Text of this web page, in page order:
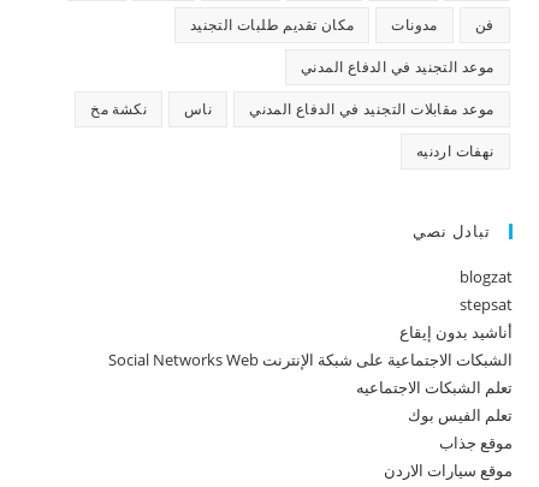
فن مدونات مكان تقديم طلبات التجنيد
موعد التجنيد في الدفاع المدني
موعد مقابلات التجنيد في الدفاع المدني ناس نكشة مخ
نهفات اردنيه
تبادل نصي
blogzat
stepsat
أناشيد بدون إيقاع
الشبكات الاجتماعية على شبكة الإنترنت Social Networks Web
تعلم الشبكات الاجتماعيه
تعلم الفيس بوك
موقع جذاب
موقع سيارات الاردن